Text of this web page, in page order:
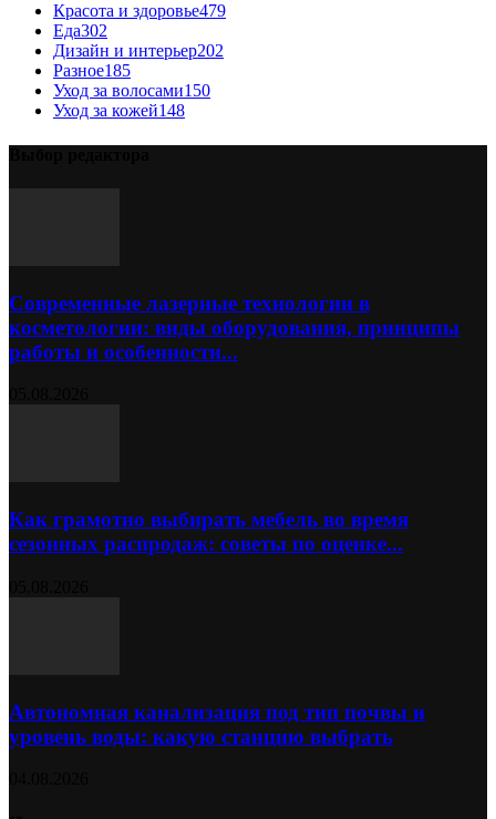
Красота и здоровье479
Еда302
Дизайн и интерьер202
Разное185
Уход за волосами150
Уход за кожей148
Современные лазерные технологии в
косметологии: виды оборудования, принципы
работы и особенности...
Как грамотно выбирать мебель во время
сезонных распродаж: советы по оценке...
Автономная канализация под тип почвы и
уровень воды: какую станцию выбрать